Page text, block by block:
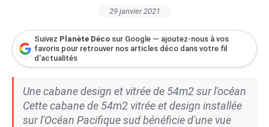
29 janvier 2021
Suivez Planète Déco sur Google — ajoutez-nous à vos
favoris pour retrouver nos articles déco dans votre fil
d'actualités
Une cabane design et vitrée de 54m2 sur l'océan
Cette cabane de 54m2 vitrée et design installée
sur l'Océan Pacifique sud bénéficie d'une vue